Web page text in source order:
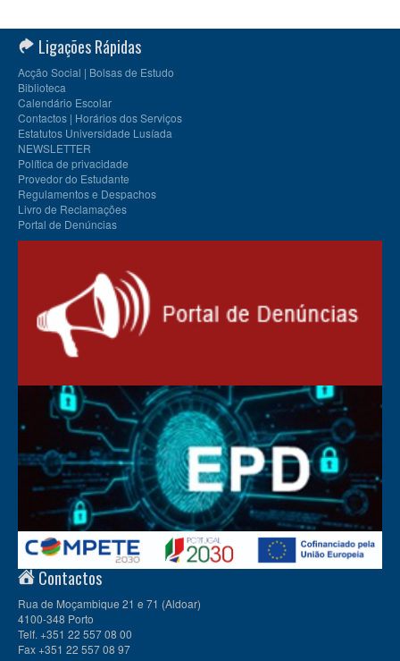
Ligações Rápidas
Acção Social | Bolsas de Estudo
Biblioteca
Calendário Escolar
Contactos | Horários dos Serviços
Estatutos Universidade Lusíada
NEWSLETTER
Política de privacidade
Provedor do Estudante
Regulamentos e Despachos
Livro de Reclamações
Portal de Denúncias
Contactos
Rua de Moçambique 21 e 71 (Aldoar)
4100-348 Porto
Telf. +351 22 557 08 00
Fax +351 22 557 08 97